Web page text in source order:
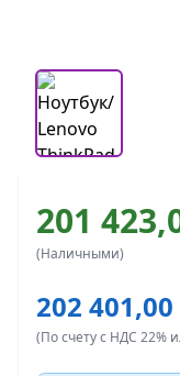
201
(Наличными)
202 401,00
(По счету с НДС 22%